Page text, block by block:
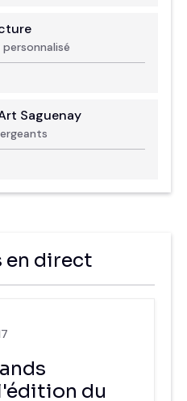
Saguenay
en direct
du